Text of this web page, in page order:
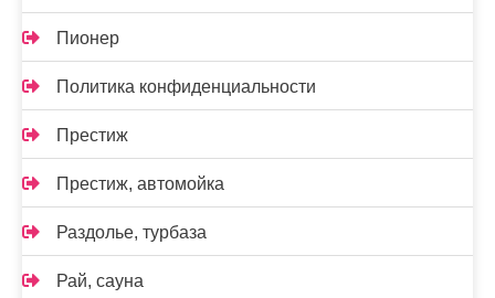
Пионер
Политика конфиденциальности
Престиж
Престиж, автомойка
Раздолье, турбаза
Рай, сауна